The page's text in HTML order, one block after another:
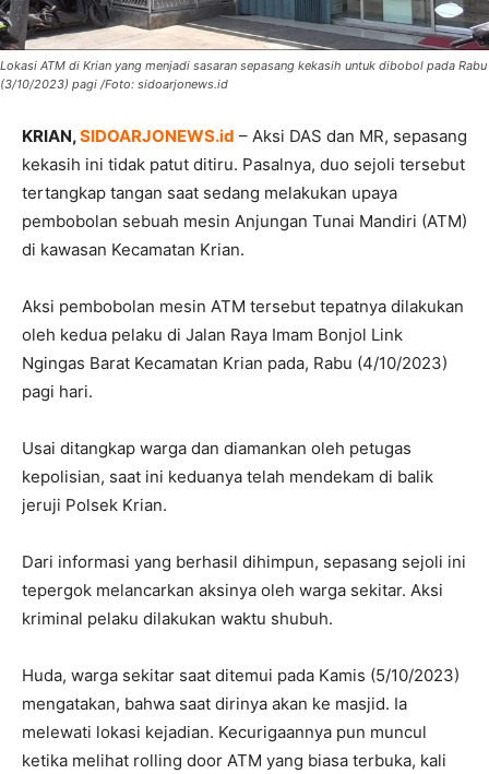
Lokasi ATM di Krian yang menjadi sasaran sepasang kekasih untuk dibobol pada Rabu
(3/10/2023) pagi /Foto: sidoarjonews.id
KRIAN,SIDOARJONEWS.id – Aksi DAS dan MR, sepasang
kekasih ini tidak patut ditiru. Pasalnya, duo sejoli tersebut
tertangkap tangan saat sedang melakukan upaya
pembobolan sebuah mesin Anjungan Tunai Mandiri (ATM)
di kawasan Kecamatan Krian.
Aksi pembobolan mesin ATM tersebut tepatnya dilakukan
oleh kedua pelaku di Jalan Raya Imam Bonjol Link
Ngingas Barat Kecamatan Krian pada, Rabu (4/10/2023)
pagi hari.
Usai ditangkap warga dan diamankan oleh petugas
kepolisian, saat ini keduanya telah mendekam di balik
jeruji Polsek Krian.
Dari informasi yang berhasil dihimpun, sepasang sejoli ini
tepergok melancarkan aksinya oleh warga sekitar. Aksi
kriminal pelaku dilakukan waktu shubuh.
Huda, warga sekitar saat ditemui pada Kamis (5/10/2023)
mengatakan, bahwa saat dirinya akan ke masjid. Ia
melewati lokasi kejadian. Kecurigaannya pun muncul
ketika melihat rolling door ATM yang biasa terbuka, kali